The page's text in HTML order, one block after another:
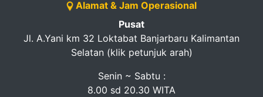
Alamat & Jam Operasional
Pusat
Jl. A.Yani km 32 Loktabat Banjarbaru Kalimantan
Selatan (klik petunjuk arah)
Senin ~ Sabtu :
8.00 sd 20.30 WITA